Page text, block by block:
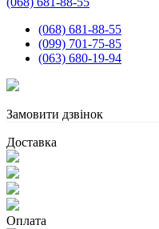
(068) 681-88-55
(099) 701-75-85
(063) 680-19-94
Замовити дзвінок
Доставка
Оплата